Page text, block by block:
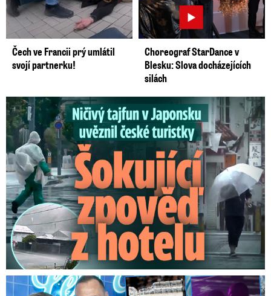
Čech ve Francii prý umlátil
svojí partnerku!
Choreograf StarDance v
Blesku: Slova docházejících
silách
Ničivý tajfun uvěznil české turistky: Šokující zpověď
Na Gáboríka se sypou obvinění z nevěry: Reakce manželky!